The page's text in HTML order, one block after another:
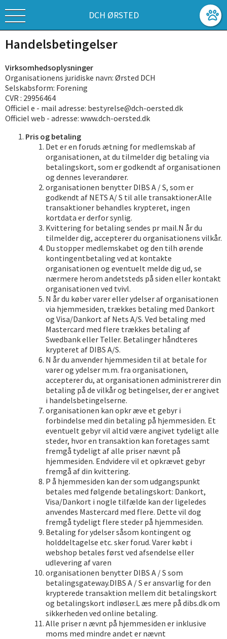
DCH ØRSTED
Handelsbetingelser
Virksomhedsoplysninger
Organisationens juridiske navn: Ørsted DCH
Selskabsform: Forening
CVR : 29956464
Officiel e - mail adresse: bestyrelse@dch-oersted.dk
Officiel web - adresse: www.dch-oersted.dk
Pris og betaling
Det er en foruds ætning for medlemskab af
organisationen, at du tilmelder dig betaling via
betalingskort, som er godkendt af organisationen
og dennes leverandører.
organisationen benytter DIBS A / S, som er
godkendt af NETS A/ S til alle transaktioner.Alle
transaktioner behandles krypteret, ingen
kortdata er derfor synlig.
Kvittering for betaling sendes pr mail.N år du
tilmelder dig, accepterer du organisationens vilkår.
Du stopper medlemskabet og den tilh ørende
kontingentbetaling ved at kontakte
organisationen og eventuelt melde dig ud, se
nærmere herom andetsteds på siden eller kontakt
organisationen ved tvivl.
N år du køber varer eller ydelser af organisationen
via hjemmesiden, trækkes betaling med Dankort
og Visa/Dankort af Nets A/S. Ved betaling med
Mastercard med flere trækkes betaling af
Swedbank eller Teller. Betalinger håndteres
krypteret af DIBS A/S.
N år du anvender hjemmesiden til at betale for
varer og ydelser m.m. fra organisationen,
accepterer du, at organisationen administrerer din
betaling på de vilkår og betingelser, der er angivet
i handelsbetingelserne.
organisationen kan opkr æve et gebyr i
forbindelse med din betaling på hjemmesiden. Et
eventuelt gebyr vil altid være angivet tydeligt alle
steder, hvor en transaktion kan foretages samt
fremgå tydeligt af alle priser nævnt på
hjemmesiden. Endvidere vil et opkrævet gebyr
fremgå af din kvittering.
P å hjemmesiden kan der som udgangspunkt
betales med følgende betalingskort: Dankort,
Visa/Dankort i nogle tilfælde kan der ligeledes
anvendes Mastercard med flere. Dette vil dog
fremgå tydeligt flere steder på hjemmesiden.
Betaling for ydelser såsom kontingent og
holddeltagelse etc. sker forud. Varer købt i
webshop betales først ved afsendelse eller
udlevering af varen
organisationen benytter DIBS A / S som
betalingsgateway.DIBS A / S er ansvarlig for den
krypterede transaktion mellem dit betalingskort
og betalingskort indløser.L æs mere på dibs.dk om
sikkerheden ved online betaling.
Alle priser n ævnt på hjemmesiden er inklusive
moms med mindre andet er nævnt